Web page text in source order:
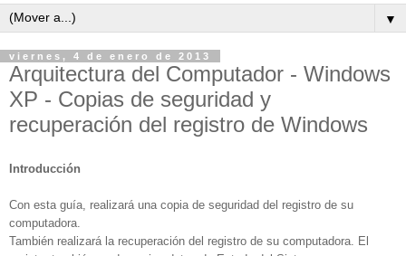
▼
viernes, 4 de enero de 2013
Arquitectura del Computador - Windows
XP - Copias de seguridad y
recuperación del registro de Windows
Introducción
Con esta guía, realizará una copia de seguridad del registro de su
computadora.
También realizará la recuperación del registro de su computadora. El